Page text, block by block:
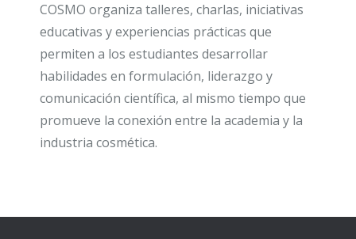
COSMO organiza talleres, charlas, iniciativas
educativas y experiencias prácticas que
permiten a los estudiantes desarrollar
habilidades en formulación, liderazgo y
comunicación científica, al mismo tiempo que
promueve la conexión entre la academia y la
industria cosmética.